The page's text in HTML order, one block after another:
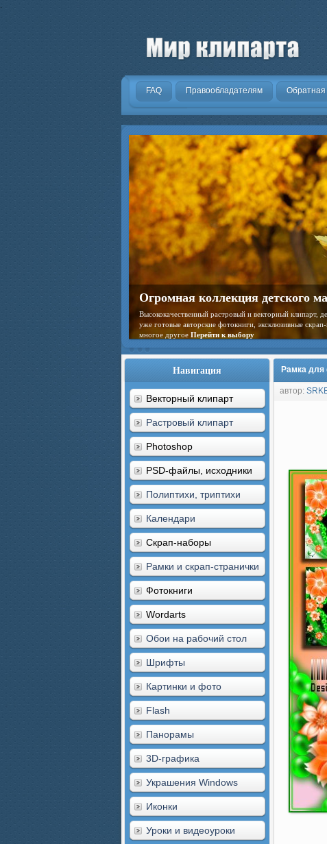
.
FAQ Правообладателям Обратная
Огромная коллекция детского
Высококачественный растровый и векторный клипарт,
уже готовые авторские фотокниги, эксклюзивные
многое другое Перейти к выбору
Навигация
Векторный клипарт
Растровый клипарт
Photoshop
PSD-файлы, исходники
Полиптихи, триптихи
Календари
Скрап-наборы
Рамки и скрап-странички
Фотокниги
Wordarts
Обои на рабочий стол
Шрифты
Картинки и фото
Flash
Панорамы
3D-графика
Украшения Windows
Иконки
Уроки и видеоуроки
Рамка для
автор: